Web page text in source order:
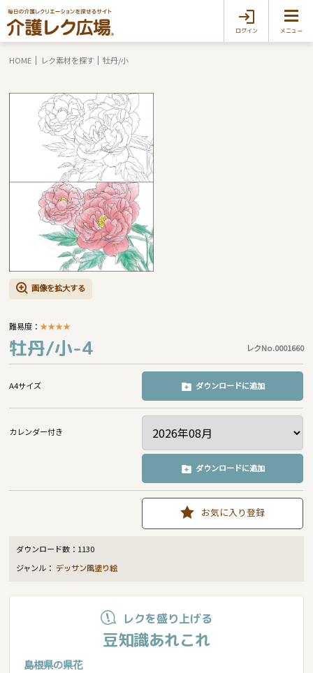
ログイン メニュー
HOME レク素材を探す 牡丹/小
画像を拡大する
難易度：★★★★
牡丹/小-4 レクNo.0001660
A4サイズ ダウンロードに追加
カレンダー付き
ダウンロードに追加
お気に入り登録
ダウンロード数： 1130
ジャンル：デッサン風塗り絵
レクを盛り上げる
豆知識あれこれ
島根県の県花